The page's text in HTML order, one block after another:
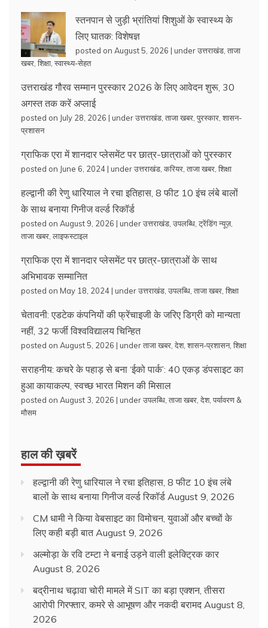
स्तनपान से जुड़ी भ्रांतियां शिशुओं के स्वास्थ्य के
लिए घातक: विशेषज्ञ
posted on August 5, 2026 | underउत्तराखंड ताजा
खबर शिक्षा स्वास्थ्य-सेहत
उत्तराखंड गौरव सम्मान पुरस्कार 2026 के लिए आवेदन शुरू, 30
अगस्त तक करें अप्लाई
posted on July 28, 2026 | underउत्तराखंड ताजा खबर पुरस्कार शासन-
प्रशासन
ग्राफिक एरा में शानदार प्लेसमेंट पर छात्र-छात्राओं को पुरस्कार
posted on June 6, 2024 | underउत्तराखंड करियर ताजा खबर शिक्षा
हल्द्वानी की रेणु धारियाल ने रचा इतिहास, 8 फीट 10 इंच लंबे बालों
के साथ बनाया गिनीज वर्ल्ड रिकॉर्ड
posted on August 9, 2026 | underउत्तराखंड उपलब्धि ट्रेंडिंग न्यूज़,
ताजा खबर लाइफस्टाइल
ग्राफिक एरा में शानदार प्लेसमेंट पर छात्र-छात्राओं के साथ
अभिभावक सम्मानित
posted on May 18, 2024 | underउत्तराखंड उपलब्धि ताजा खबर शिक्षा
चेतावनी: एडटेक कंपनियों की फ्रेंचाइजी के जरिए डिग्री को मान्यता
नहीं, 32 फर्जी विश्वविद्यालय चिन्हित
posted on August 5, 2026 | underताजा खबर देश, शासन-प्रशासन, शिक्षा
सराहनीय: कचरे के पहाड़ से बना ‘ईको पार्क’: 40 एकड़ डंपसाइट का
हुआ कायाकल्प, स्वच्छ भारत मिशन की मिसाल
posted on August 3, 2026 | underउपलब्धि ताजा खबर देश, पर्यावरण &
मौसम
हाल की ख़बरें
हल्द्वानी की रेणु धारियाल ने रचा इतिहास, 8 फीट 10 इंच लंबे
बालों के साथ बनाया गिनीज वर्ल्ड रिकॉर्ड August 9, 2026
CM धामी ने किया वेबसाइट का विमोचन, युवाओं और बच्चों के
लिए कही बड़ी बात August 9, 2026
अल्मोड़ा के रवि टम्टा ने बनाई उड़ने वाली इलेक्ट्रिक कार
August 8, 2026
बद्रीनाथ चढ़ावा चोरी मामले में SIT का बड़ा एक्शन, तीसरा
आरोपी गिरफ्तार, कमरे से आभूषण और नकदी बरामद August 8,
2026